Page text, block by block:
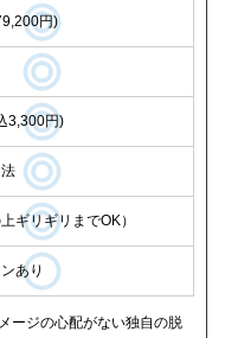
円)
3,300円)
ギリギリまでOK）
あり
ージの心配がない独自の脱